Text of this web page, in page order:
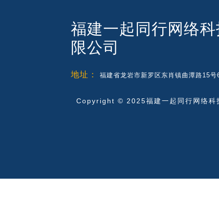
福建一起同行网络
限公司
地址： 福建省龙岩市新罗区东肖镇曲潭路15
Copyright © 2025福建一起同行网络